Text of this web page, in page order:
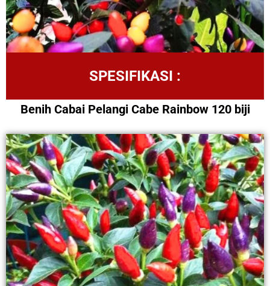
SPESIFIKASI :
Benih Cabai Pelangi Cabe Rainbow 120 biji